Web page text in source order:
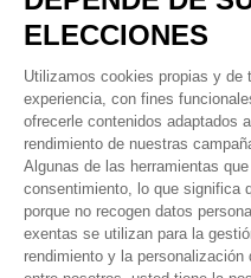
donde está la válvula, y
ESCOGER LA
CORRECTA
Para seleccionar tu cámara
medida de tu cubierta y una
donde la medida de la
inflado, luego deberás
llanta: o bien presta (fina) o